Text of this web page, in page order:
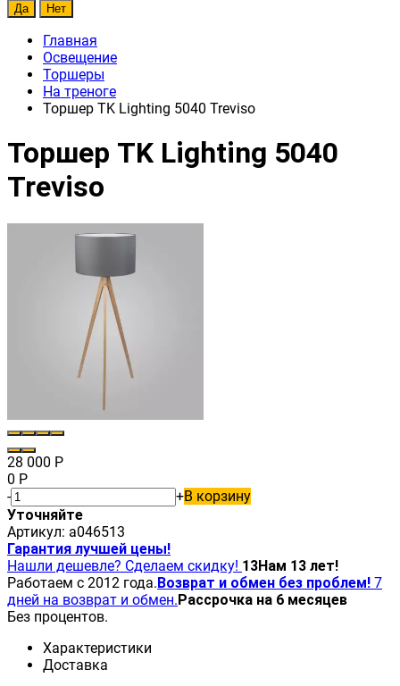
Главная
Освещение
Торшеры
На треноге
Торшер TK Lighting 5040 Treviso
Торшер TK Lighting 5040
Treviso
28 000 Р
0 Р
-
+В корзину
Уточняйте
Артикул: a046513
Гарантия лучшей цены!
Нашли дешевле? Сделаем скидку! 13Нам 13 лет!
Работаем с 2012 года.Возврат и обмен без проблем! 7
дней на возврат и обмен.Рассрочка на 6 месяцев
Без процентов.
Характеристики
Доставка